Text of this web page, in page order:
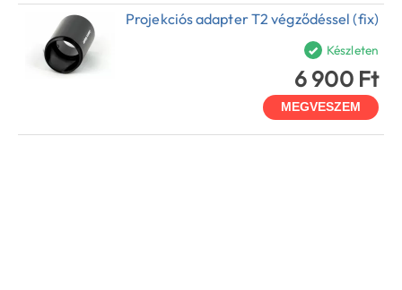
Projekciós adapter T2 végződéssel (fix)
Készleten
6 900 Ft
MEGVESZEM